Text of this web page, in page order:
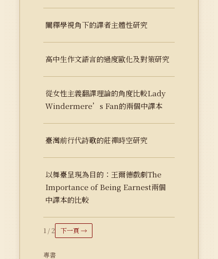
闡釋學視角下的譯者主體性研究
高中生作文語言的過度歐化及對策研究
從女性主義翻譯理論的角度比較Lady
Windermere’s Fan的兩個中譯本
臺灣前行代詩歌的莊禪時空研究
以舞臺呈現為目的：王爾德戲劇The
Importance of Being Earnest兩個
中譯本的比較
1 / 2 下一頁 →
專書